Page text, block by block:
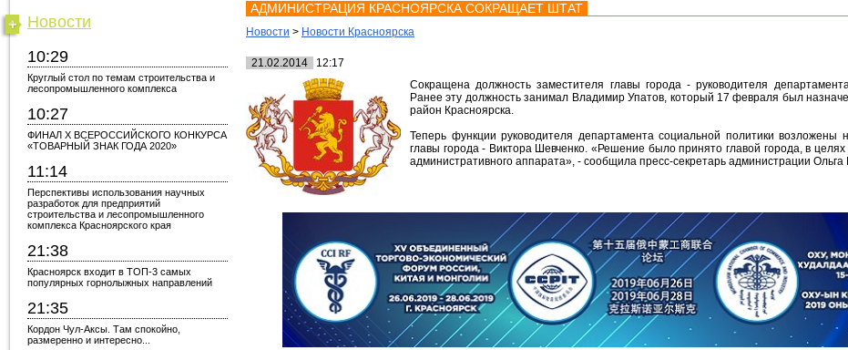
Новости
10:29
Круглый стол по темам строительства и
лесопромышленного комплекса
10:27
ФИНАЛ X ВСЕРОССИЙСКОГО КОНКУРСА
«ТОВАРНЫЙ ЗНАК ГОДА 2020»
11:14
Перспективы использования научных
разработок для предприятий
строительства и лесопромышленного
комплекса Красноярского края
21:38
Красноярск входит в ТОП-3 самых
популярных горнолыжных направлений
21:35
Кордон Чул-Аксы. Там спокойно,
размеренно и интересно...
АДМИНИСТРАЦИЯ КРАСНОЯРСКА СОКРАЩАЕТ ШТАТ
Новости > Новости Красноярска
21.02.2014
12:17
Сокращена должность заместителя главы города - руководителя
Ранее эту должность занимал Владимир Упатов, который 17 февраля был
район Красноярска.
Теперь функции руководителя департамента социальной политики возложены
главы города - Виктора Шевченко. «Решение было принято главой города, в целях
административного аппарата», - сообщила пресс-секретарь администрации